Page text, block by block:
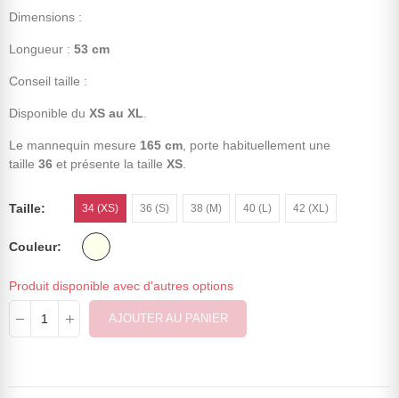
Dimensions :
Longueur : 53 cm
Conseil taille :
Disponible du XS au XL
Le mannequin mesure 165 cm , porte habituellement une
taille 36 et présente la taille XS
Taille 34 (XS) 36 (S) 38 (M) 40 (L) 42 (XL)
Couleur
Produit disponible avec d'autres options
AJOUTER AU PANIER